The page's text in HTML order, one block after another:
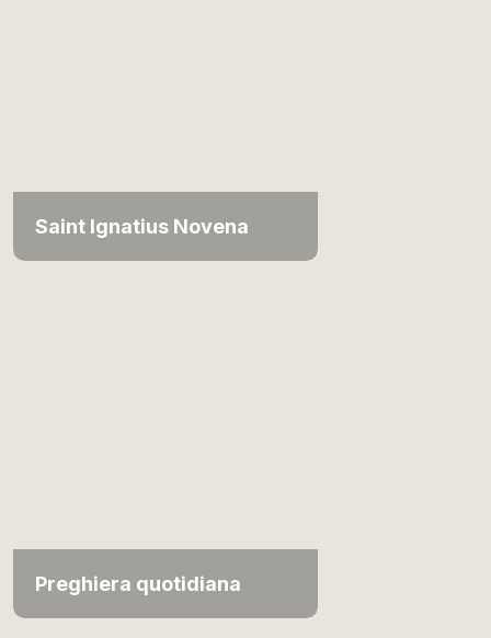
Saint Ignatius Novena
Preghiera quotidiana